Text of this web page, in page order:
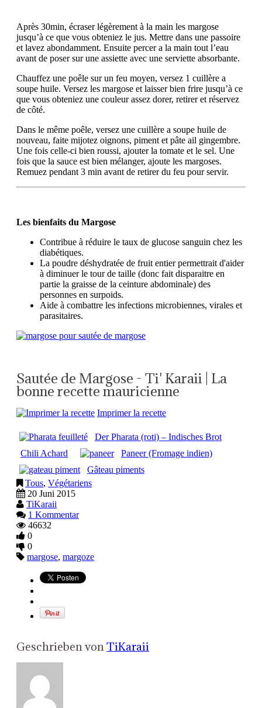
Après 30min, écraser légèrement à la main les margose
jusqu’à ce que vous obteniez le jus. Mettre dans une passoire
et lavez abondamment. Ensuite percer a la main tout l’eau
avant de poser sur une assiette avec une serviette absorbante.
Chauffez une poêle sur un feu moyen, versez 1 cuillère a
soupe huile. Versez les margose et laisser bien frire jusqu’à ce
que vous obteniez une couleur assez dorer, retirer et réservez
de côté.
Dans le même poêle, versez une cuillère a soupe huile de
nouveau, faite mijotez oignons, piment et pâte ail gingembre.
Une fois celle-ci bien roussi, ajouter la tomate et le sel. Une
fois que la sauce est bien mélanger, ajoute les margoses.
Remuez pendant 3 min avant de retirer du feu pour servir.
Les bienfaits du Margose
Contribue à réduire le taux de glucose sanguin chez les
diabétiques.
La poudre déshydratée de fruit entier permettrait d'aider
à diminuer le tour de taille (donc fait disparaitre en
partie la graisse de la ceinture abdominale) des
personnes en surpoids.
Aide à combattre les infections microbiennes, virales et
parasitaires.
Sautée de Margose - Ti' Karaii | La
bonne recette mauricienne
Imprimer la recette
Der Pharata (roti) – Indisches Brot
Chili Achard
Paneer (Fromage indien)
Gâteau piments
Tous, Végétariens
20 Juni 2015
TiKaraii
1 Kommentar
46632
0
0
margose, margoze
Geschrieben vonTiKaraii